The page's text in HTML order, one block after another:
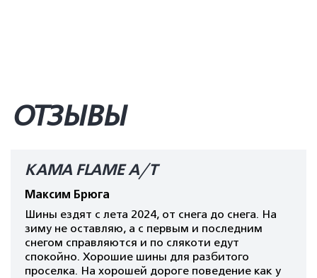
ОТЗЫВЫ
КАМА FLAME A/T
Максим Брюга
Шины ездят с лета 2024, от снега до снега. На
зиму не оставляю, а с первым и последним
снегом справляются и по слякоти едут
спокойно. Хорошие шины для разбитого
проселка. На хорошей дороге поведение как у